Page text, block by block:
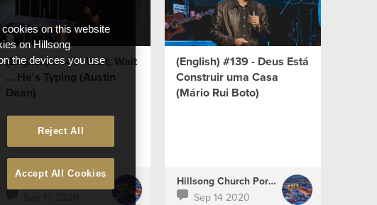
(English) #141 - Wait, Wait
... He's Typing (Austin
Dean)
Hillsong Church Portugal
(English) #139 - Deus Está
Construir uma Casa
(Mário Rui Boto)
Hillsong Church Portugal
Sep 14 2020
on this website
on Hillsong
the devices you use
Reject All
Accept All Cookies